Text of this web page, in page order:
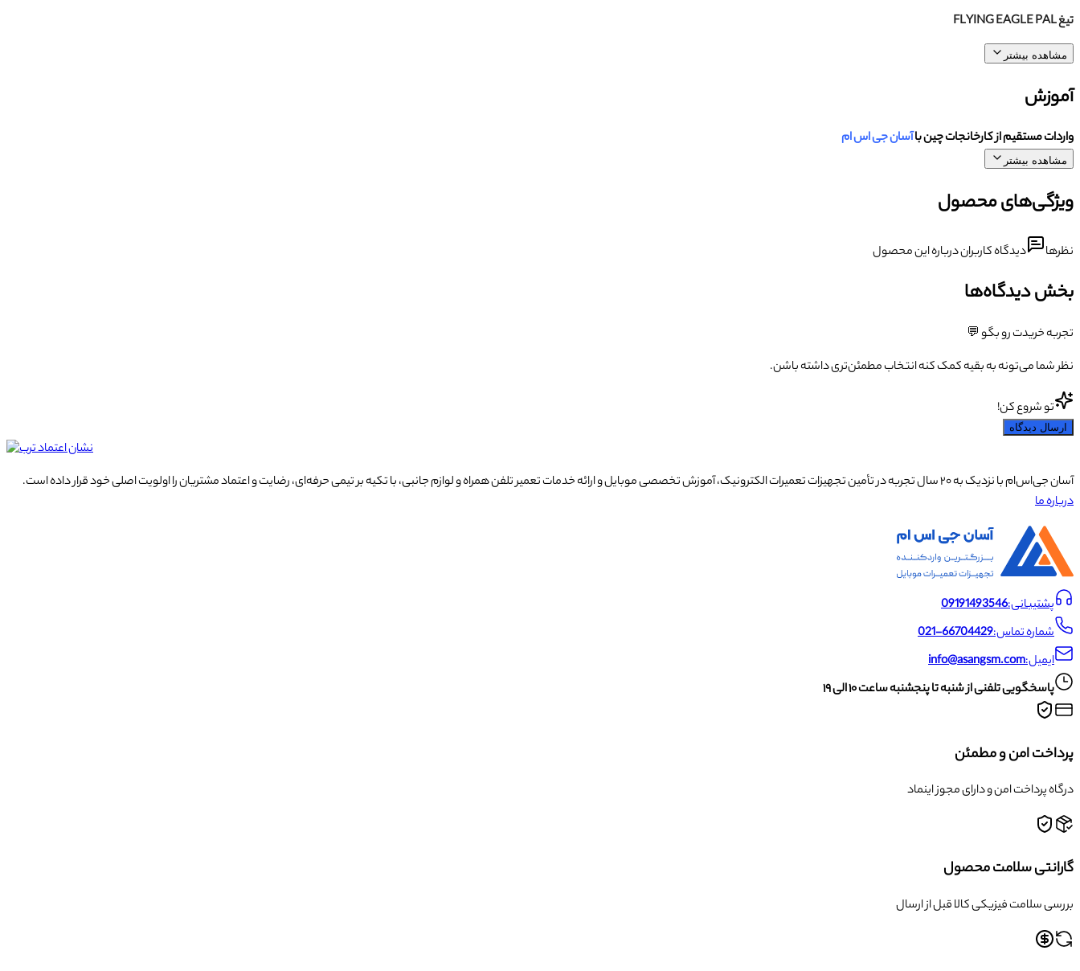
تیغ FLYING EAGLE PAL
مشاهده بیشتر
آموزش
واردات مستقیم از کارخانجات چین باآسان جی اس ام
مشاهده بیشتر
ویژگی‌های محصول
نظرها دیدگاه کاربران درباره این محصول
بخش دیدگاه‌ها
تجربه خریدت رو بگو 💬
نظر شما می‌تونه به بقیه کمک کنه انتخاب مطمئن‌تری داشته باشن.
تو شروع کن!
ارسال دیدگاه
آسان جی‌اس‌ام با نزدیک به ۲۰ سال تجربه در تأمین تجهیزات تعمیرات الکترونیک، آموزش تخصصی موبایل و ارائه خدمات تعمیر تلفن همراه و لوازم جانبی، با تکیه بر تیمی حرفه‌ای، رضایت و اعتماد مشتریان را اولویت اصلی خود قرار داده است.
درباره ما
پشتیبانی:09191493546
شماره تماس:021-66704429
ایمیل:info@asangsm.com
پاسخگویی تلفنی از شنبه تا پنجشنبه ساعت ۱۰ الی ۱۹
پرداخت امن و مطمئن
درگاه پرداخت امن و دارای مجوز اینماد
گارانتی سلامت محصول
بررسی سلامت فیزیکی کالا قبل از ارسال